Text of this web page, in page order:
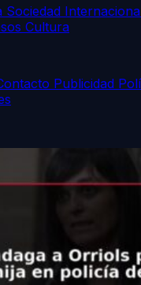
Sociedad
Cultura
Publicidad